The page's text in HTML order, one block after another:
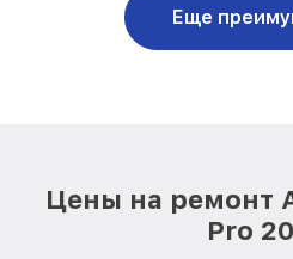
Еще
Цены на ремонт
Pro